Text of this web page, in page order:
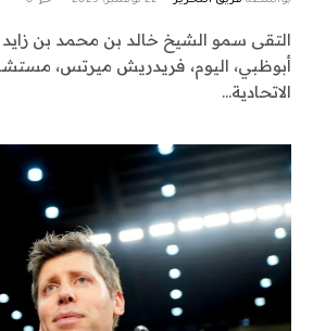
التقى سمو الشيخ خالد بن محمد بن زايد
أبوظبي، اليوم، فريدريش ميرتس،
الاتحادية…